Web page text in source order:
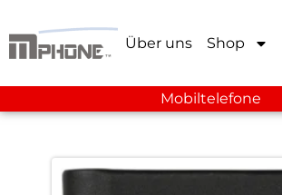
Über uns Shop
Mobiltelefone